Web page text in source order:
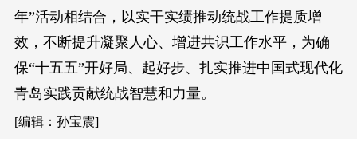
年”活动相结合，以实干实绩推动统战工作提质增
效，不断提升凝聚人心、增进共识工作水平，为确
保“十五五”开好局、起好步、扎实推进中国式现代化
青岛实践贡献统战智慧和力量。
[编辑：孙宝震]